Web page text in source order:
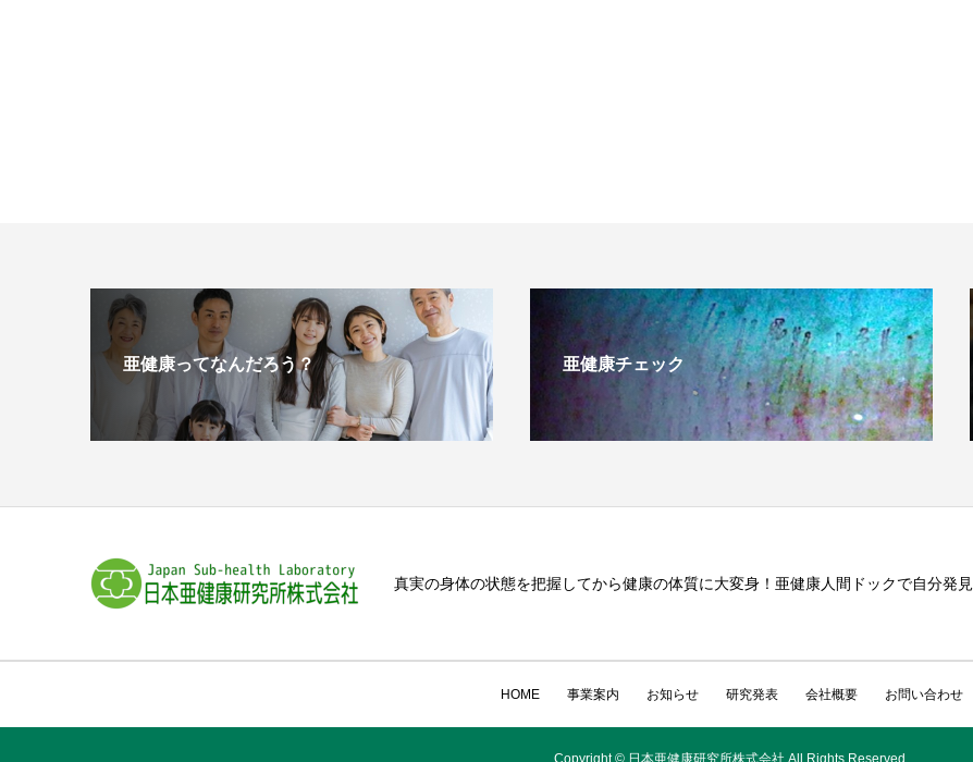
亜健康ってなんだろう？ 亜健康チェック
真実の身体の状態を把握してから健康の体質に大変身！亜健康人間ドックで自分発見
HOME 事業案内 お知らせ 研究発表 会社概要 お問い合わせ